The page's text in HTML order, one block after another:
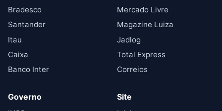
Bradesco
Santander
Itau
Caixa
Banco Inter
Mercado Livre
Magazine Luiza
Jadlog
Total Express
Correios
Governo Site